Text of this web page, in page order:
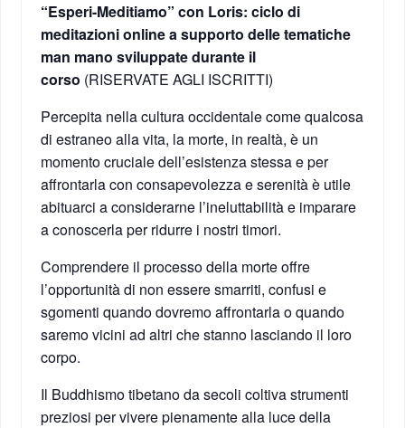
“Esperi-Meditiamo” con Loris: ciclo di
meditazioni online a supporto delle tematiche
man mano sviluppate durante il
corso (RISERVATE AGLI ISCRITTI)
Percepita nella cultura occidentale come qualcosa
di estraneo alla vita, la morte, in realtà, è un
momento cruciale dell’esistenza stessa e per
affrontarla con consapevolezza e serenità è utile
abituarci a considerarne l’ineluttabilità e imparare
a conoscerla per ridurre i nostri timori.
Comprendere il processo della morte offre
l’opportunità di non essere smarriti, confusi e
sgomenti quando dovremo affrontarla o quando
saremo vicini ad altri che stanno lasciando il loro
corpo.
Il Buddhismo tibetano da secoli coltiva strumenti
preziosi per vivere pienamente alla luce della